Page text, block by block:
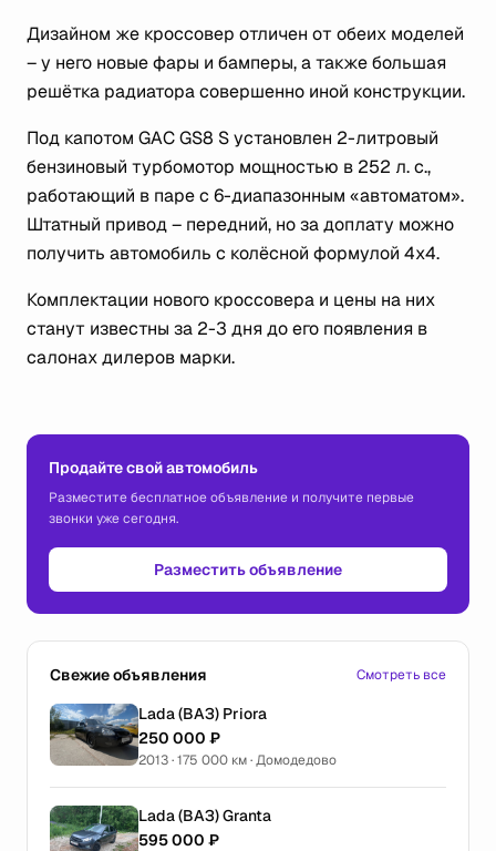
Дизайном же кроссовер отличен от обеих моделей
– у него новые фары и бамперы, а также большая
решётка радиатора совершенно иной конструкции.
Под капотом GAC GS8 S установлен 2-литровый
бензиновый турбомотор мощностью в 252 л. с.,
работающий в паре с 6-диапазонным «автоматом».
Штатный привод – передний, но за доплату можно
получить автомобиль с колёсной формулой 4х4.
Комплектации нового кроссовера и цены на них
станут известны за 2-3 дня до его появления в
салонах дилеров марки.
Продайте свой автомобиль
Разместите бесплатное объявление и получите первые
звонки уже сегодня.
Разместить объявление
Свежие объявления Смотреть все
Lada (ВАЗ) Priora
250 000 ₽
2013 · 175 000 км · Домодедово
Lada (ВАЗ) Granta
595 000 ₽